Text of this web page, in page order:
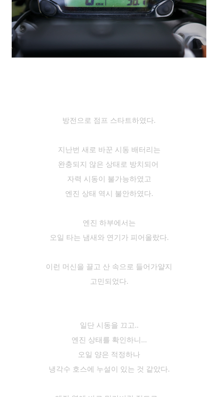
방전으로 점프 스타트하였다.
지난번 새로 바꾼 시동 배터리는
완충되지 않은 상태로 방치되어
자력 시동이 불가능하였고
엔진 상태 역시 불안하였다.
엔진 하부에서는
오일 타는 냄새와 연기가 피어올랐다.
이런 머신을 끌고 산 속으로 들어가얄지
고민되었다.
일단 시동을 끄고..
엔진 상태를 확인하니...
오일 양은 적정하나
냉각수 호스에 누설이 있는 것 같았다.